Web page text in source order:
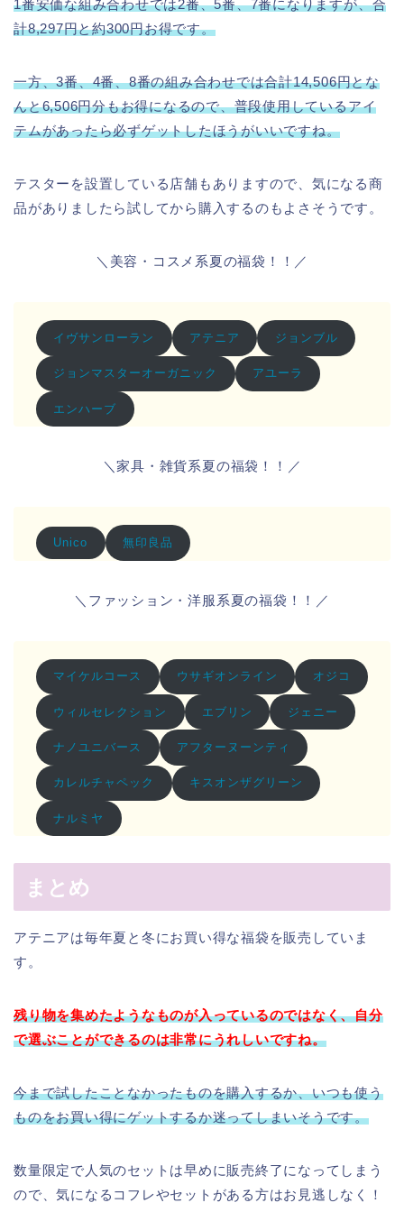
1番安価な組み合わせでは2番、5番、7番になりますが、合
計8,297円と約300円お得です。
一方、3番、4番、8番の組み合わせでは合計14,506円とな
んと6,506円分もお得になるので、普段使用しているアイ
テムがあったら必ずゲットしたほうがいいですね。
テスターを設置している店舗もありますので、気になる商
品がありましたら試してから購入するのもよさそうです。
＼美容・コスメ系夏の福袋！！／
イヴサンローラン アテニア ジョンブル
ジョンマスターオーガニック アユーラ
エンハーブ
＼家具・雑貨系夏の福袋！！／
Unico 無印良品
＼ファッション・洋服系夏の福袋！！／
マイケルコース ウサギオンライン オジコ
ウィルセレクション エブリン ジェニー
ナノユニバース アフターヌーンティ
カレルチャペック キスオンザグリーン
ナルミヤ
まとめ
アテニアは毎年夏と冬にお買い得な福袋を販売していま
す。
残り物を集めたようなものが入っているのではなく、自分
で選ぶことができるのは非常にうれしいですね。
今まで試したことなかったものを購入するか、いつも使う
ものをお買い得にゲットするか迷ってしまいそうです。
数量限定で人気のセットは早めに販売終了になってしまう
ので、気になるコフレやセットがある方はお見逃しなく！